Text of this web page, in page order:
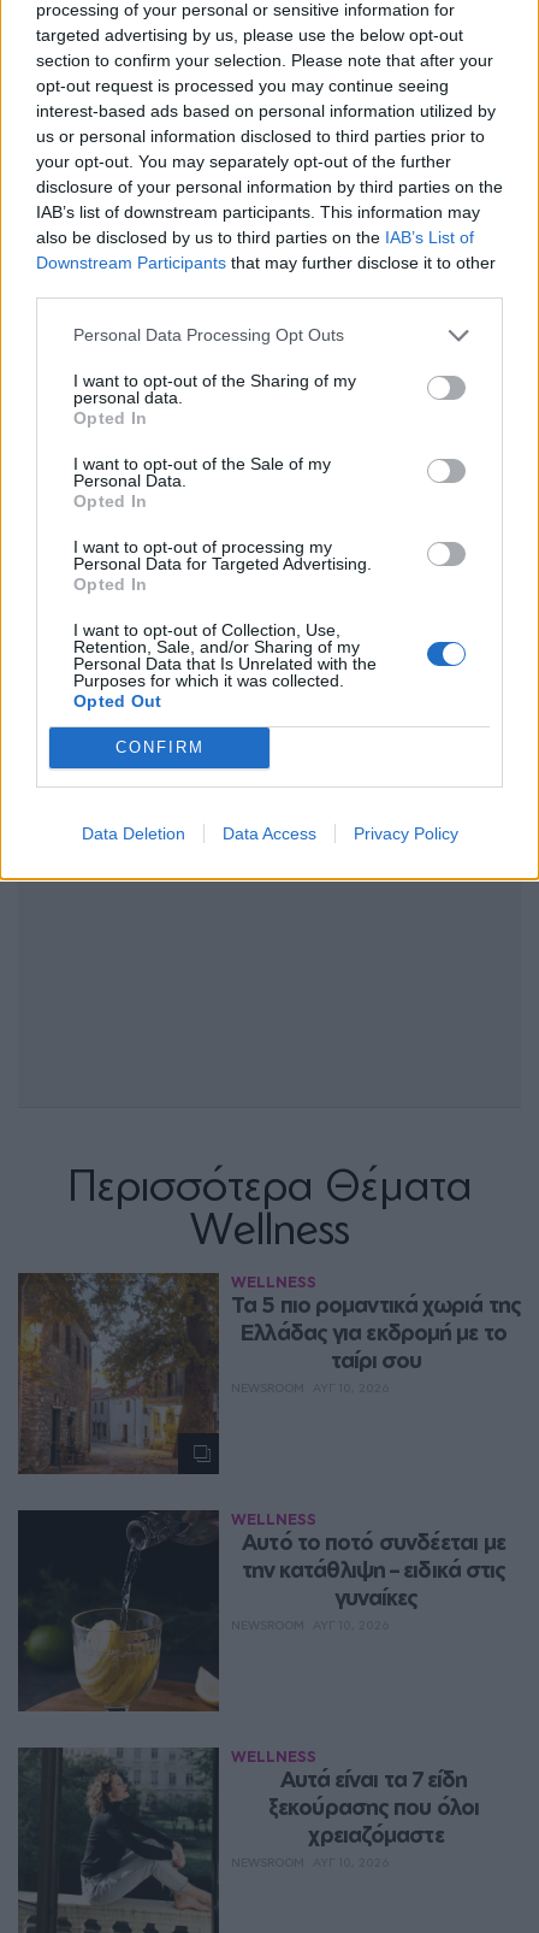
processing of your personal or sensitive information for
targeted advertising by us, please use the below opt-out
section to confirm your selection. Please note that after your
opt-out request is processed you may continue seeing
interest-based ads based on personal information utilized by
us or personal information disclosed to third parties prior to
your opt-out. You may separately opt-out of the further
disclosure of your personal information by third parties on the
IAB’s list of downstream participants. This information may
also be disclosed by us to third parties on the IAB’s List of
Downstream Participants that may further disclose it to other
Personal Data Processing Opt Outs
I want to opt-out of the Sharing of my
personal data.
Opted In
I want to opt-out of the Sale of my
Personal Data.
Opted In
I want to opt-out of processing my
Personal Data for Targeted Advertising.
Opted In
I want to opt-out of Collection, Use,
Retention, Sale, and/or Sharing of my
Personal Data that Is Unrelated with the
Purposes for which it was collected.
Opted Out
CONFIRM
Data Deletion Data Access Privacy Policy
Ακολουθήστε το Pink.gr στοGoogle News
και
μάθετε πρώτοιτα πιο hot νέα
Ακολουθήστε το Pink.gr και στο
Περισσότερα Θέματα
Wellness
WELLNESS
Τα 5 πιο ρομαντικά χωριά της
Ελλάδας για εκδρομή με το
ταίρι σου
WELLNESS
Αυτό το ποτό συνδέεται με
την κατάθλιψη – ειδικά στις
γυναίκες
WELLNESS
Αυτά είναι τα 7 είδη
ξεκούρασης που όλοι
χρειαζόμαστε